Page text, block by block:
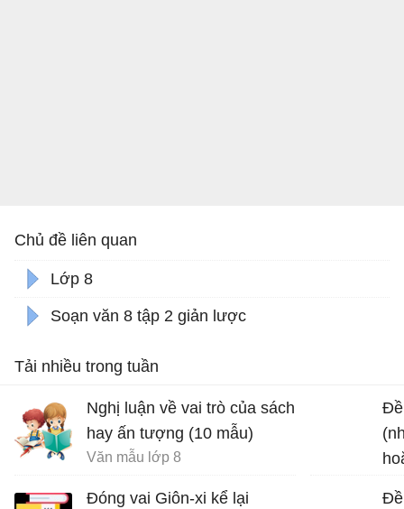
Chủ đề liên quan
Lớp 8
Soạn văn 8 tập 2 giản lược
Tải nhiều trong tuần
Nghị luận về vai trò của sách
hay ấn tượng (10 mẫu)
Văn mẫu lớp 8
Đóng vai Giôn-xi kể lại
Đề
Đề